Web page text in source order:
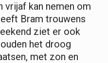
vrijaf kan nemen om
Bram trouwens
ziet er ook
het droog
met zon en